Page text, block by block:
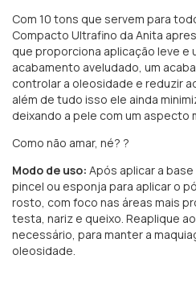
Com 10 tons que servem para
Compacto Ultrafino da Anita
que proporciona aplicação leve e
acabamento aveludado, um
controlar a oleosidade e reduzir
além de tudo isso ele ainda
deixando a pele com um aspecto
Como não amar, né? ?
Modo de uso: Após aplicar a
pincel ou esponja para aplicar o
rosto, com foco nas áreas mais
testa, nariz e queixo. Reaplique
necessário, para manter a
oleosidade.